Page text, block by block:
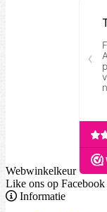
Webwinkelkeur
Like ons op Facebook
Informatie